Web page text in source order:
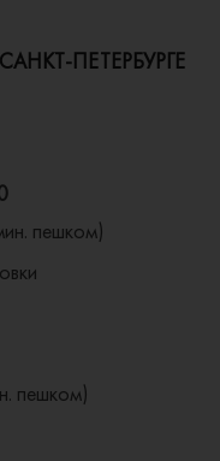
ПЕТЕРБУРГЕ
пешком)
пешком)